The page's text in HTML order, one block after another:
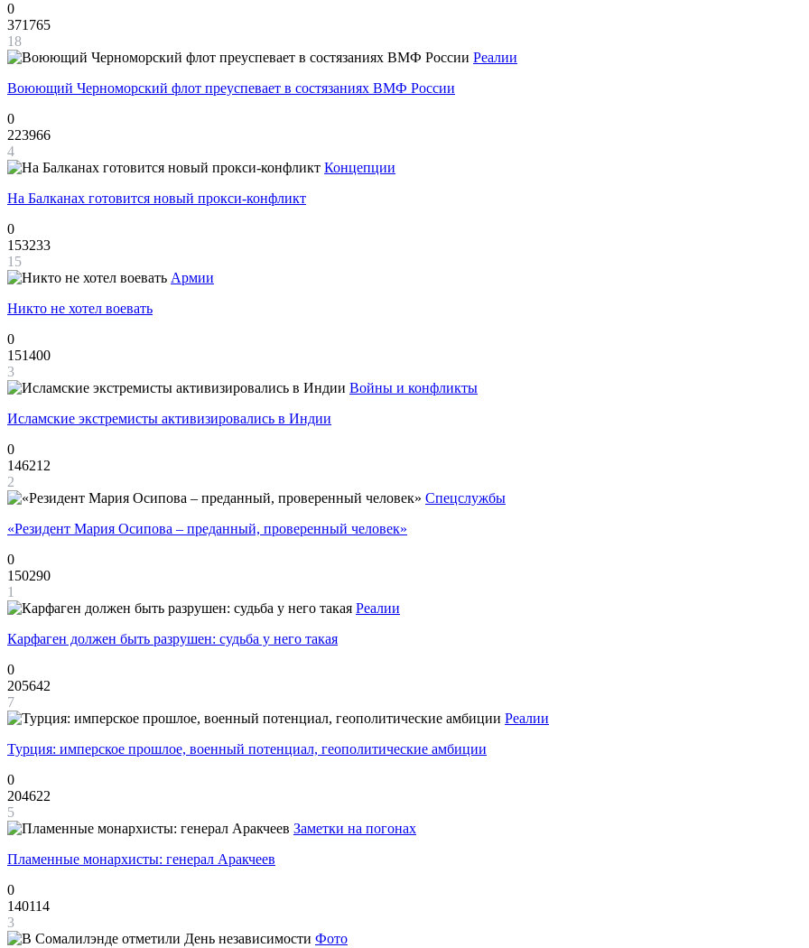
0
371765
18
Реалии
Воюющий Черноморский флот преуспевает в состязаниях ВМФ России
0
223966
4
Концепции
На Балканах готовится новый прокси-конфликт
0
153233
15
Армии
Никто не хотел воевать
0
151400
3
Войны и конфликты
Исламские экстремисты активизировались в Индии
0
146212
2
Спецслужбы
«Резидент Мария Осипова – преданный, проверенный человек»
0
150290
1
Реалии
Карфаген должен быть разрушен: судьба у него такая
0
205642
7
Реалии
Турция: имперское прошлое, военный потенциал, геополитические амбиции
0
204622
5
Заметки на погонах
Пламенные монархисты: генерал Аракчеев
0
140114
3
Фото